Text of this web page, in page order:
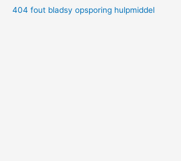
404 fout bladsy opsporing hulpmiddel